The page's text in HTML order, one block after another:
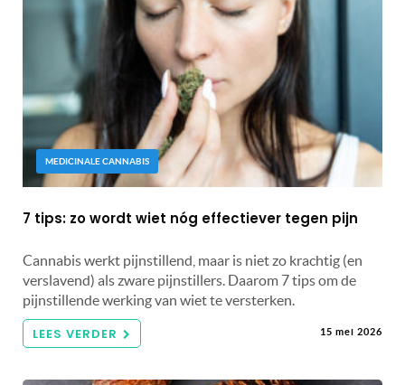
MEDICINALE CANNABIS
7 tips: zo wordt wiet nóg effectiever tegen pijn
Cannabis werkt pijnstillend, maar is niet zo krachtig (en
verslavend) als zware pijnstillers. Daarom 7 tips om de
pijnstillende werking van wiet te versterken.
LEES VERDER 15 mei 2026